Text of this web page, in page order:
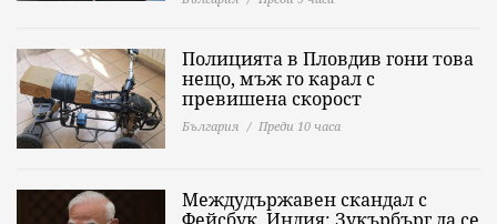
Полицията в Пловдив гони това
нещо, мъж го карал с
превишена скорост
България Преди 10 часа
Междудържавен скандал с